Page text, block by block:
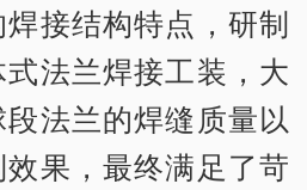
接结构特点，研制
法兰焊接工装，大
法兰的焊缝质量以
果，最终满足了苛